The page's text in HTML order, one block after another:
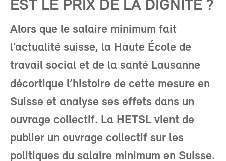
EST LE PRIX DE LA DIGNITÉ ?
Alors que le salaire minimum fait
l’actualité suisse, la Haute École de
travail social et de la santé Lausanne
décortique l’histoire de cette mesure en
Suisse et analyse ses effets dans un
ouvrage collectif. La HETSL vient de
publier un ouvrage collectif sur les
politiques du salaire minimum en Suisse.